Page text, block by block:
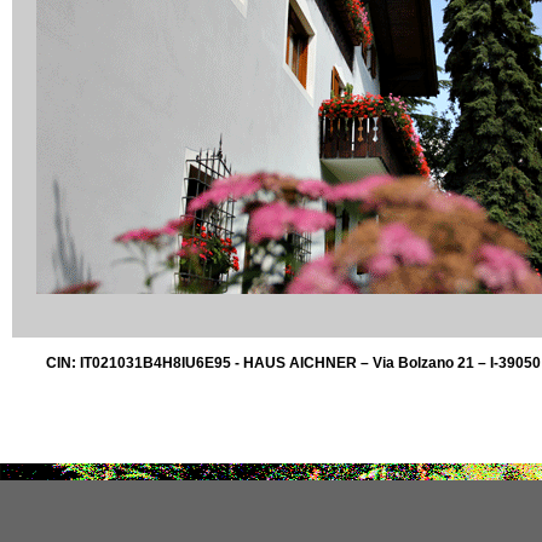
CIN: IT021031B4H8IU6E95 - HAUS AICHNER – Via Bolzano 21 – I-